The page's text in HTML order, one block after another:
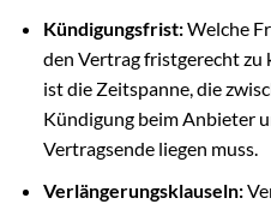
Kündigungsfrist:Welche
den Vertrag fristgerecht zu
ist die Zeitspanne, die
Kündigung beim Anbieter
Vertragsende liegen muss.
Verlängerungsklauseln: